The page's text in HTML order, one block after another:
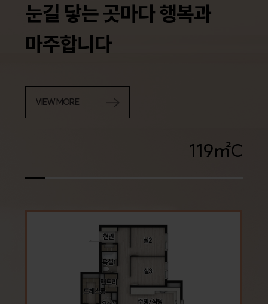
눈길 닿는 곳마다 행복과
마주합니다
VIEW MORE
119㎡C